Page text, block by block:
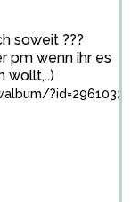
soweit ???
pm wenn ihr es
wollt,..)
?id=2961032